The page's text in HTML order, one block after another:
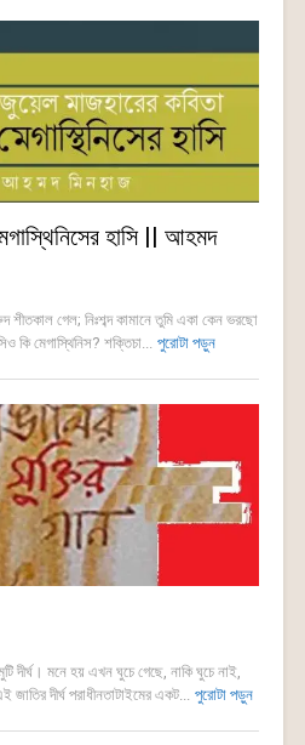
হাসি || আহমদ
শীতকাল গেল; নিঃশব্দ কামানে তুমি একা কেন ভরছো
কি মেগাস্থিনিস? শক্তিচা... পুরোটা পড়ুন
দীর্ঘ। মনে হয় এখন ঘুচে গেছে, নাকি ঘুচে নাই,
দীর্ঘ পরাধীনতাটাইমের একট... পুরোটা পড়ুন